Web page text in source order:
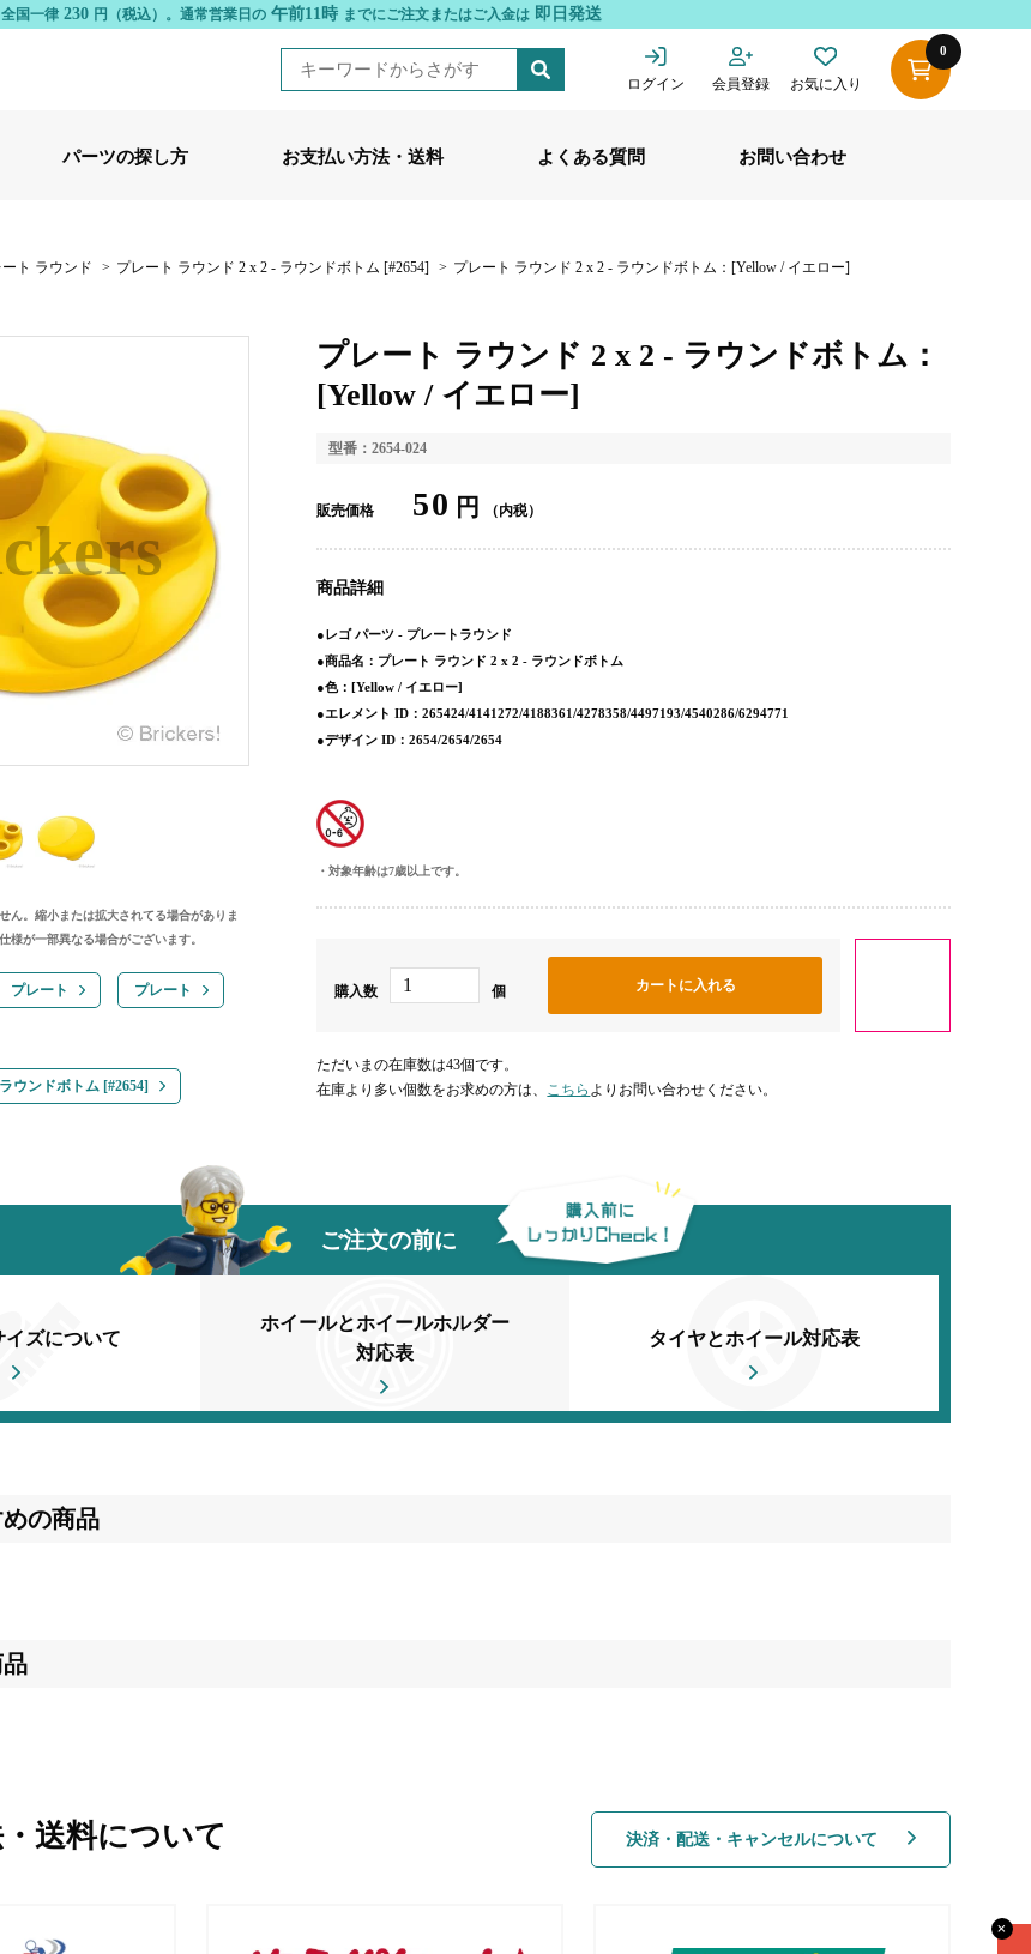
国一律 230 円（税込）。 通常営業日の 午前11時 までにご注文またはご入金は 即日発送
ログイン 会員登録 お気に入り
0
パーツの探し方 お支払い方法・送料 よくある質問 お問い合わせ
ート ラウンド > プレート ラウンド 2 x 2 - ラウンドボトム [#2654] > プレート ラウンド 2 x 2 - ラウンドボトム：[Yellow / イエロー]
ん。縮小または拡大されてる場合がありま
様が一部異なる場合がございます。
プレート プレート
ウンドボトム [#2654]
プレート ラウンド 2 x 2 - ラウンドボトム：
[Yellow / イエロー]
型番：2654-024
販売価格 50 円 （内税）
商品詳細
●レゴ パーツ - プレートラウンド
●商品名：プレート ラウンド 2 x 2 - ラウンドボトム
●色：[Yellow / イエロー]
●エレメント ID：265424/4141272/4188361/4278358/4497193/4540286/6294771
●デザイン ID：2654/2654/2654
対象年齢は7歳以上です。
購入数 個
ただいまの在庫数は43個です。
在庫より多い個数をお求めの方は、 こちら よりお問い合わせください。
ご注文の前に
イズについて
ホイールとホイールホルダー
対応表
タイヤとホイール対応表
の商品
送料について 決済・配送・キャンセルについて
✕